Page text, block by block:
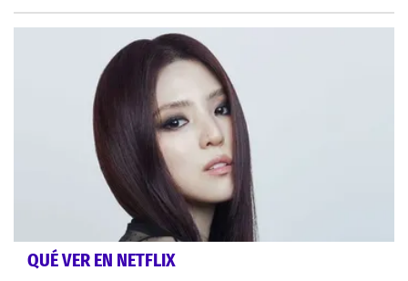
QUÉ VER EN NETFLIX